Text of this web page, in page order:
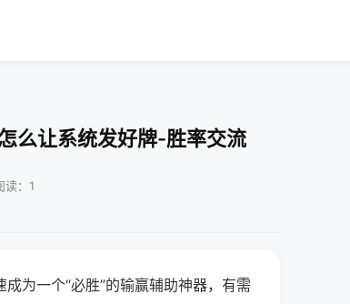
么让系统发好牌-胜率交流
：1
为一个“必胜”的输赢辅助神器，有需